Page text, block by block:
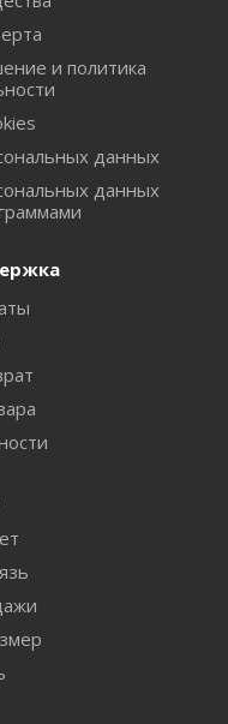
и политика
данных
данных